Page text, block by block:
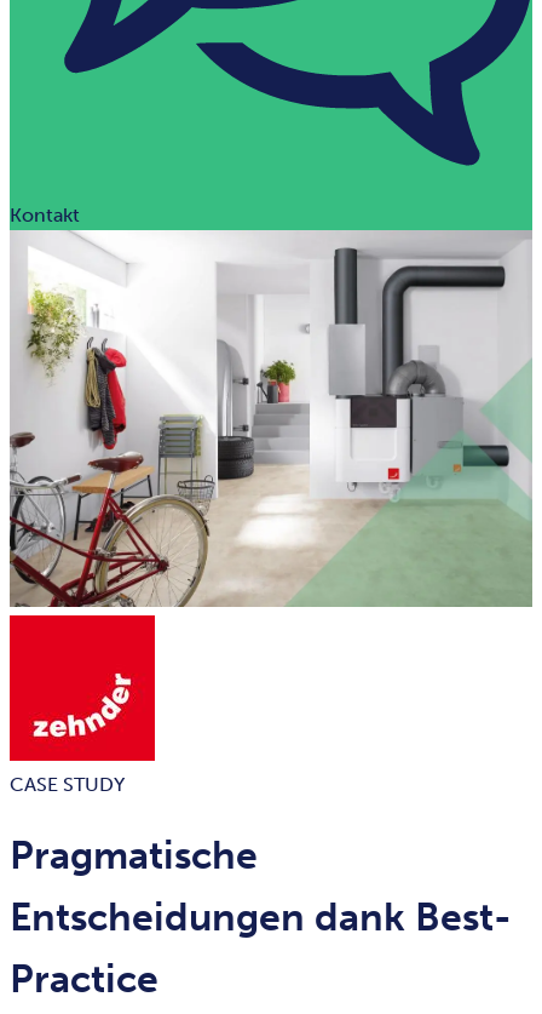
Kontakt
CASE STUDY
Pragmatische
Entscheidungen dank Best-
Practice